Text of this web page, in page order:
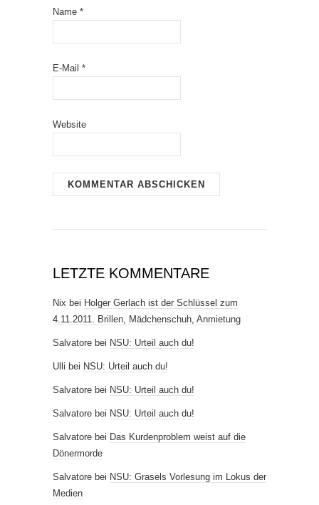
Name *
E-Mail *
Website
LETZTE KOMMENTARE
Nix bei Holger Gerlach ist der Schlüssel zum
4.11.2011. Brillen, Mädchenschuh, Anmietung
Salvatore bei NSU: Urteil auch du!
Ulli bei NSU: Urteil auch du!
Salvatore bei NSU: Urteil auch du!
Salvatore bei NSU: Urteil auch du!
Salvatore bei Das Kurdenproblem weist auf die
Dönermorde
Salvatore bei NSU: Grasels Vorlesung im Lokus der
Medien